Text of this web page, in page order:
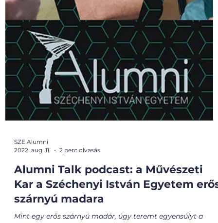
SZE Alumni
2022. aug. 11.
2 perc olvasás
Alumni Talk podcast: a Művészeti